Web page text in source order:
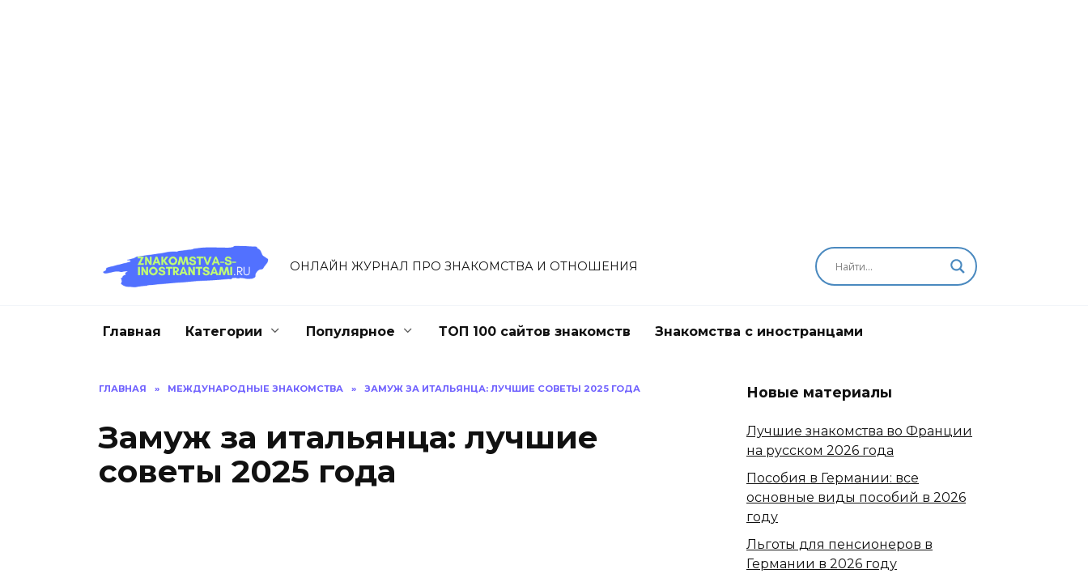
ОНЛАЙН ЖУРНАЛ ПРО ЗНАКОМСТВА И ОТНОШЕНИЯ
Главная Категории Популярное ТОП 100 сайтов знакомств Знакомства с иностранцами
ГЛАВНАЯ » МЕЖДУНАРОДНЫЕ ЗНАКОМСТВА » ЗАМУЖ ЗА ИТАЛЬЯНЦА: ЛУЧШИЕ СОВЕТЫ 2025 ГОДА
Замуж за итальянца: лучшие
советы 2025 года
Новые материалы
Лучшие знакомства во Франции
на русском 2026 года
Пособия в Германии: все
основные виды пособий в 2026
году
Льготы для пенсионеров в
Германии в 2026 году